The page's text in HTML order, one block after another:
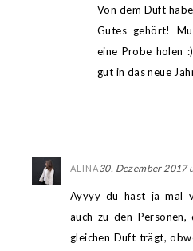
Von dem Duft
Gutes gehört!
eine Probe holen
gut in das neue
ALINA30. Dezember 2017
Ayyyy du hast ja mal
auch zu den
gleichen Duft trägt,